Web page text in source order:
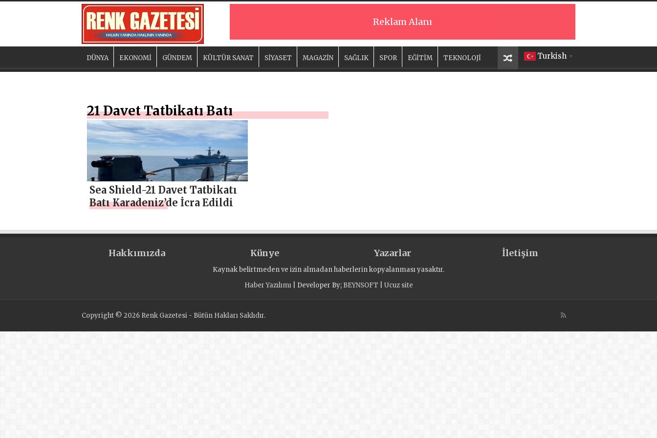
Reklam Alanı
Turkish ▼
DÜNYA EKONOMİ GÜNDEM KÜLTÜR SANAT SİYASET MAGAZİN SAĞLIK SPOR EĞİTİM TEKNOLOJİ
21 Davet Tatbikatı Batı
Sea Shield-21 Davet Tatbikatı
Batı Karadeniz’de İcra Edildi
Hakkımızda Künye Yazarlar İletişim
Kaynak belirtmeden ve izin almadan haberlerin kopyalanması yasaktır.
Haber Yazılımı| Developer By; BEYNSOFT Ucuz site
Copyright © 2026 Renk Gazetesi - Bütün Hakları Saklıdır.